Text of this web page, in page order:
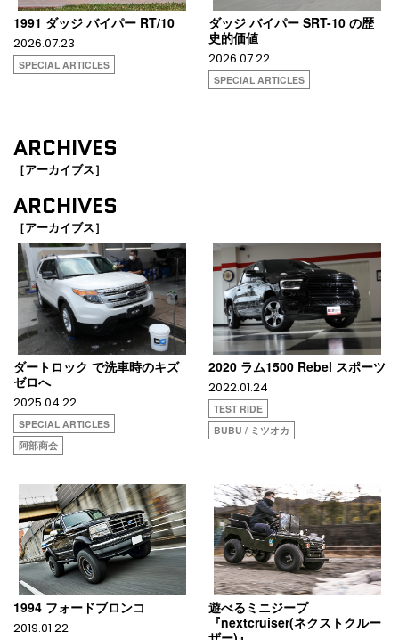
1991 ダッジ バイパー RT/10
2026.07.23
SPECIAL ARTICLES
ダッジ バイパー SRT-10 の歴
史的価値
2026.07.22
SPECIAL ARTICLES
ARCHIVES
［アーカイブス］
ARCHIVES
［アーカイブス］
ダートロック で洗車時のキズ
ゼロへ
2025.04.22
SPECIAL ARTICLES
阿部商会
2020 ラム1500 Rebel スポーツ
2022.01.24
TEST RIDE
BUBU / ミツオカ
1994 フォードブロンコ
2019.01.22
遊べるミニジープ
『nextcruiser(ネクストクルー